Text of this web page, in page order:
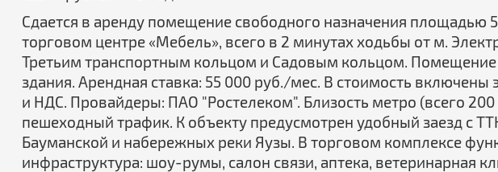
Сдается в аренду помещение свободного назначения площадью
торговом центре «Мебель», всего в 2 минутах ходьбы от м.
Третьим транспортным кольцом и Садовым кольцом.
здания. Арендная ставка: 55 000 руб./мес. В стоимость
и НДС. Провайдеры: ПАО "Ростелеком". Близость метро (всего
пешеходный трафик. К объекту предусмотрен удобный заезд с
Бауманской и набережных реки Яузы. В торговом комплексе
инфраструктура: шоу-румы, салон связи, аптека, ветеринарная